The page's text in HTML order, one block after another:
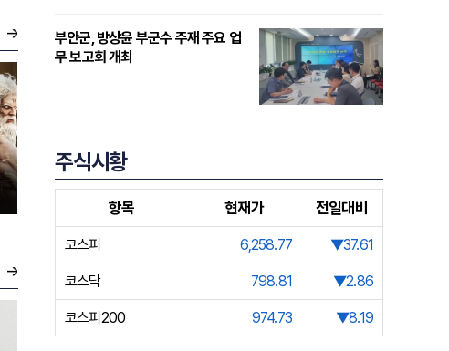
부안군, 방상윤 부군수 주재 주요 업
무 보고회 개최
주식시황
항목 현재가 전일대비
코스피 6,258.77 ▼37.61
코스닥 798.81 ▼2.86
코스피200 974.73 ▼8.19